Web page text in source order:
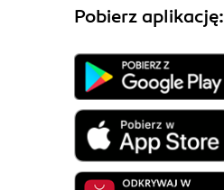
Pobierz aplikację: